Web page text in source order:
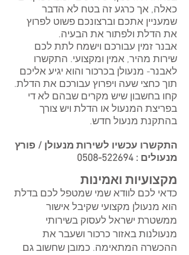
כאלה, אך כרגע זה בטח לא הדבר
שמעניין אתכם וברצונכם פשוט לפרוץ
את הדלת ולפתור את הבעיה.
אבנר זמין עבורכם וישמח לתת לכם
שירות מהיר, אמין ומקצועי. התקשרו
לאבנר- מנעולן בכרכור והוא יגיע אליכם
תוך כחצי שעה ויפרוץ עבורכם את הדלת.
קחו בחשבון שיש מקרים שבהם לא די
בפריצת המנעול או הדלת ויש צורך
בהתקנת מנעול חדש.
התקשרו עכשיו לשירות מנעולן / פורץ
מנעולים : 0508-522694
מקצועיות ואמינות
כדאי לכם לוודא שמי שמטפל לכם בדלת
הוא מנעולן מקצועי שקיבל אישור
ממשטרת ישראל לעסוק בשירותי
מנעולנות באזור כרכור ושעבר את
ההכשרה המתאימה. כמובן שחשוב גם